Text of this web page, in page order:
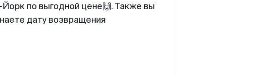
по выгодной цене🙌. Также вы
дату возвращения